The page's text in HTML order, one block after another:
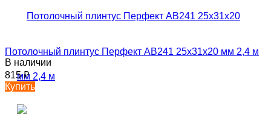
Потолочный плинтус Перфект AB241 25х31х20 мм 2,4 м
В наличии
815₽
Купить